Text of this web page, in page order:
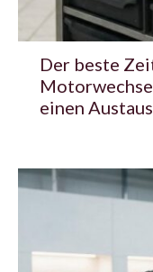
Der beste
einen